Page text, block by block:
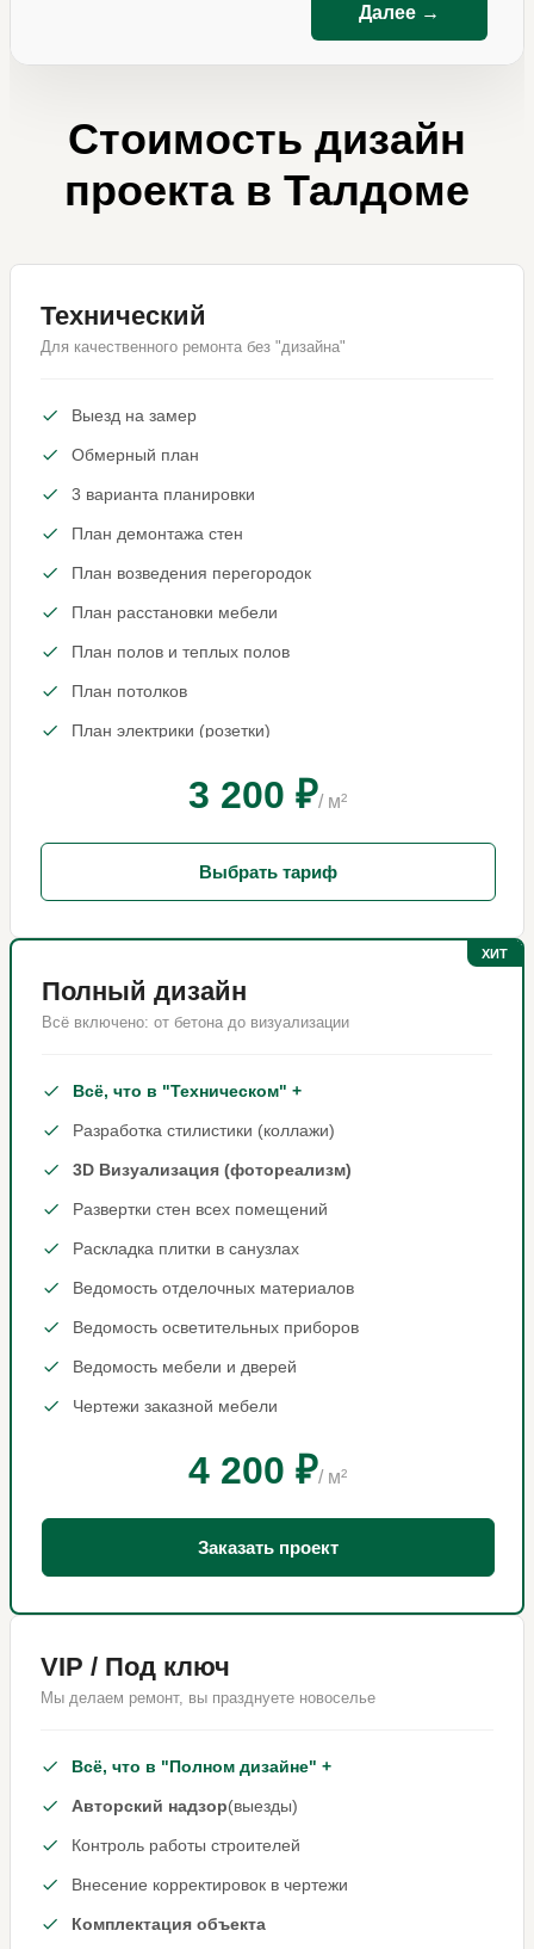
Далее →
Стоимость дизайн
проекта в Талдоме
Технический
Для качественного ремонта без "дизайна"
Выезд на замер
Обмерный план
3 варианта планировки
План демонтажа стен
План возведения перегородок
План расстановки мебели
План полов и теплых полов
План потолков
План электрики (розетки)
Привязка сантехники3 200 ₽/ м²
Выбрать тариф
ХИТ
Полный дизайн
Всё включено: от бетона до визуализации
Всё, что в "Техническом" +
Разработка стилистики (коллажи)
3D Визуализация (фотореализм)
Развертки стен всех помещений
Раскладка плитки в санузлах
Ведомость отделочных материалов
Ведомость осветительных приборов
Ведомость мебели и дверей
Чертежи заказной мебели
4 200 ₽/ м²
Заказать проект
VIP / Под ключ
Мы делаем ремонт, вы празднуете новоселье
Всё, что в "Полном дизайне" +
Авторский надзор(выезды)
Контроль работы строителей
Внесение корректировок в чертежи
Комплектация объекта